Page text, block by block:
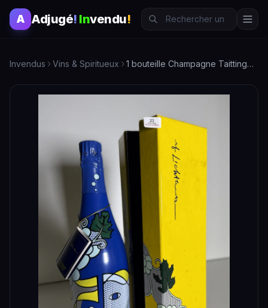
A Adjugé! Invendu!
Invendus Vins & Spiritueux 1 bouteille Champagne Taittinger 1985 édition Lichtenstein en coffret